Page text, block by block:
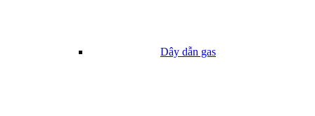
Dây dẫn gas